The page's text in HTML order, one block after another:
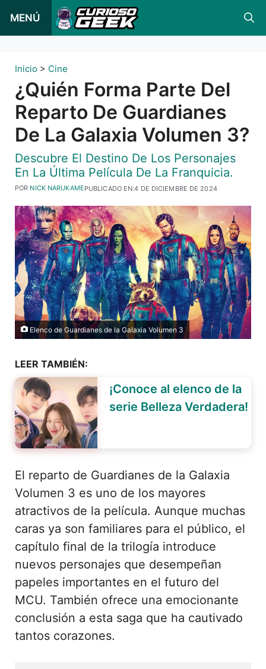
MENÚ
Inicio > Cine
¿Quién Forma Parte Del
Reparto De Guardianes
De La Galaxia Volumen 3?
Descubre El Destino De Los Personajes
En La Última Película De La Franquicia.
PUBLICADO EN:4 DE DICIEMBRE DE 2024
POR NICK NARUKAME
Elenco de Guardianes de la Galaxia Volumen 3
LEER TAMBIÉN:
¡Conoce al elenco de la
serie Belleza Verdadera!
El reparto de Guardianes de la Galaxia
Volumen 3 es uno de los mayores
atractivos de la película. Aunque muchas
caras ya son familiares para el público, el
capítulo final de la trilogía introduce
nuevos personajes que desempeñan
papeles importantes en el futuro del
MCU. También ofrece una emocionante
conclusión a esta saga que ha cautivado
tantos corazones.